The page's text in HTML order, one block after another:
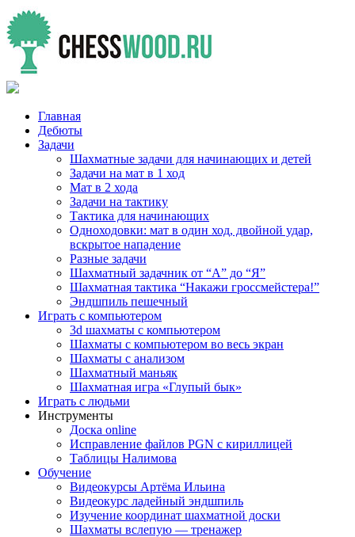
Главная
Дебюты
Задачи
Шахматные задачи для начинающих и детей
Задачи на мат в 1 ход
Мат в 2 хода
Задачи на тактику
Тактика для начинающих
Одноходовки: мат в один ход, двойной удар,
вскрытое нападение
Разные задачи
Шахматный задачник от “А” до “Я”
Шахматная тактика “Накажи гроссмейстера!”
Эндшпиль пешечный
Играть с компьютером
3d шахматы с компьютером
Шахматы с компьютером во весь экран
Шахматы с анализом
Шахматный маньяк
Шахматная игра «Глупый бык»
Играть с людьми
Инструменты
Доска online
Исправление файлов PGN с кириллицей
Таблицы Налимова
Обучение
Видеокурсы Артёма Ильина
Видеокурс ладейный эндшпиль
Изучение координат шахматной доски
Шахматы вслепую — тренажер